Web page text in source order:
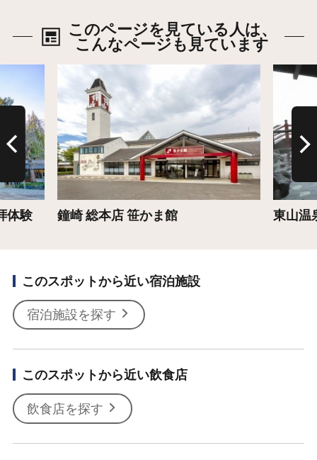
このページを見ている人は、
こんなページも見ています
体験 鐘崎 総本店 笹かま館
詳細はこちら
東山温
詳細は
このスポットから近い宿泊施設
宿泊施設を探す
このスポットから近い飲食店
飲食店を探す